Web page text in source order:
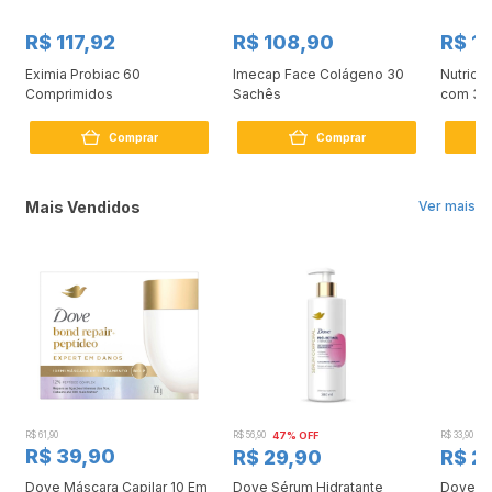
R$ 117,92
Eximia Probiac 60
Comprimidos
Comprar
R$ 108,90
Imecap Face Colágeno 30
Sachês
Comprar
R$
com
Ver mais
Mais Vendidos
R$ 61,90
R$ 39,90
Dove Máscara Capilar 10 Em
R$ 56,90 47% OFF
R$ 29,90
Dove Sérum Hidratante
R$ 33,90
R$
Dove